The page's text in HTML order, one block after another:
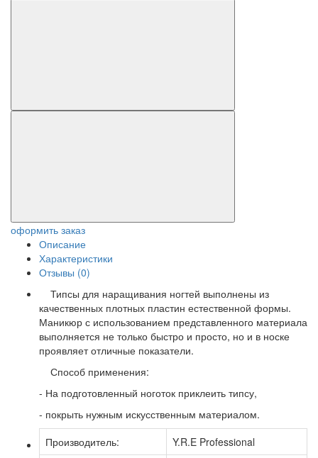
оформить заказ
Описание
Характеристики
Отзывы (0)
Типсы для наращивания ногтей выполнены из
качественных плотных пластин естественной формы.
Маникюр с использованием представленного материала
выполняется не только быстро и просто, но и в носке
проявляет отличные показатели.
Способ применения:
- На подготовленный ноготок приклеить типсу,
- покрыть нужным искусственным материалом.
Производитель:
Y.R.E Professional